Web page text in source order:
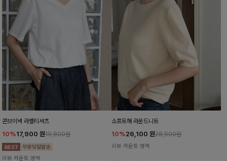
콘브이넥 라벨티셔츠
10%17,900 원19,800원
리뷰 카운트 영역
소프트해 라운드니트
10%26,100 원28,900원
리뷰 카운트 영역